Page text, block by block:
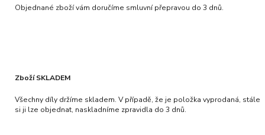
Objednané zboží vám doručíme smluvní přepravou do 3 dnů.
Zboží SKLADEM
Všechny díly držíme skladem. V případě, že je položka vyprodaná, stále
si ji lze objednat, naskladníme zpravidla do 3 dnů.